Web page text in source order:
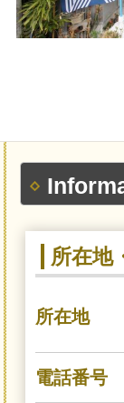
所在地
所在地
電話番号